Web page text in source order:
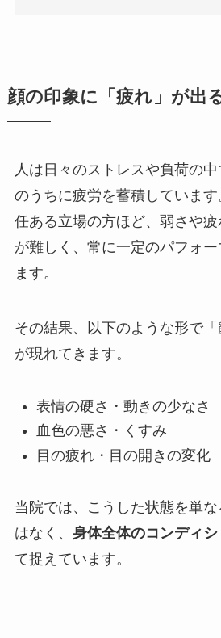
顔の印象に「疲れ」が出
人は日々のストレスや負荷の
のうちに疲労を蓄積していま
任ある立場の方ほど、弱さや
が難しく、常に一定のパフォ
ます。
その結果、以下のような形で
が現れてきます。
表情の硬さ・動きの少なさ
血色の悪さ・くすみ
目の疲れ・目の開きの変化
当院では、こうした状態を単
はなく、 身体全体のコンディ
て捉えています。